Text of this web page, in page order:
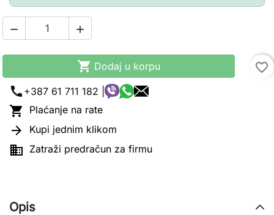
 
 Dodaj u korpu
favorite_border
call +387 61 711 182 |
 Plaćanje na rate
 Kupi jednim klikom
 Zatraži predračun za firmu
Opis